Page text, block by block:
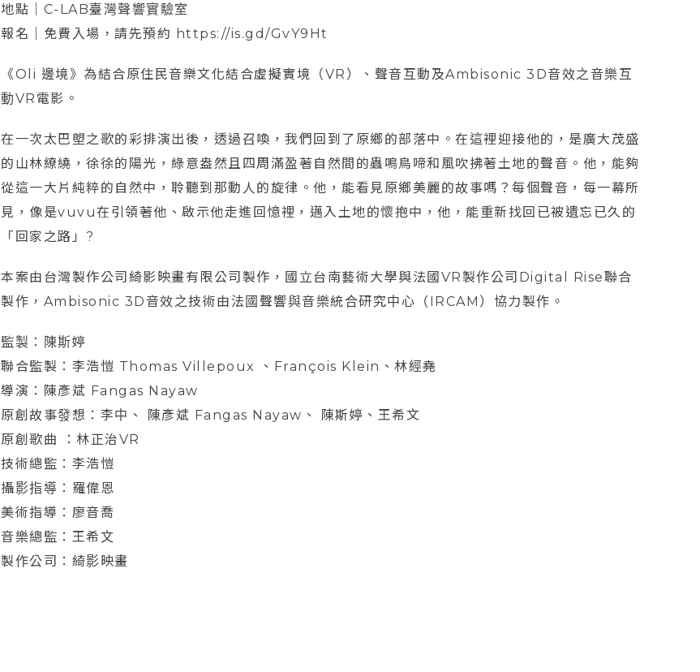
地點｜C-LAB臺灣聲響實驗室
報名｜免費入場，請先預約 https://is.gd/GvY9Ht
《Oli 邊境》為結合原住民音樂文化結合虛擬實境（VR）、聲音互動及Ambisonic 3D音效之音樂互
動VR電影。
在一次太巴塱之歌的彩排演出後，透過召喚，我們回到了原鄉的部落中。在這裡迎接他的，是廣大茂盛
的山林繚繞，徐徐的陽光，綠意盎然且四周滿盈著自然間的蟲鳴鳥啼和風吹拂著土地的聲音。他，能夠
從這一大片純粹的自然中，聆聽到那動人的旋律。他，能看見原鄉美麗的故事嗎？每個聲音，每一幕所
見，像是vuvu在引領著他、啟示他走進回憶裡，邁入土地的懷抱中，他，能重新找回已被遺忘已久的
「回家之路」?
本案由台灣製作公司綺影映畫有限公司製作，國立台南藝術大學與法國VR製作公司Digital Rise聯合
製作，Ambisonic 3D音效之技術由法國聲響與音樂統合研究中心（IRCAM）協力製作。
監製：陳斯婷
聯合監製：李浩愷 Thomas Villepoux 、François Klein、林經堯
導演：陳彥斌 Fangas Nayaw
原創故事發想：李中、 陳彥斌 Fangas Nayaw、 陳斯婷、王希文
原創歌曲 ：林正治VR
技術總監：李浩愷
攝影指導：羅偉恩
美術指導：廖音喬
音樂總監：王希文
製作公司：綺影映畫